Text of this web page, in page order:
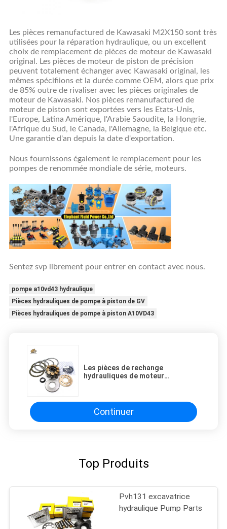
Les pièces remanufactured deKawasaki M2X150sont très
utilisées pour la réparation hydraulique, ou un excellent
choix de remplacement de pièces de moteur de Kawasaki
original. Les pièces de moteur de piston de précision
peuvent totalement échanger avec Kawasaki original, les
mêmes spécifiions et la durée comme OEM, alors que prix
de 85% outre de rivaliser avec les pièces originales de
moteur de Kawasaki. Nos pièces remanufactured de
moteur de piston sont exportées vers les Etats-Unis,
l'Europe, Latina Amérique, l'Arabie Saoudite, la Hongrie,
l'Afrique du Sud, le Canada, l'Allemagne, la Belgique etc.
Une garantie d'an depuis la date d'exportation.
Nous fournissons également le remplacement pour les
pompes de renommée mondiale de série, moteurs.
Sentez svp librement pour entrer en contact avec nous.
pompe a10vd43 hydraulique
Pièces hydrauliques de pompe à piston de GV
Pièces hydrauliques de pompe à piston A10VD43
Les pièces de rechange
hydrauliques de moteur
Hitachi EX400
Continuer
Top Produits
Pvh131 excavatrice
hydraulique Pump Parts